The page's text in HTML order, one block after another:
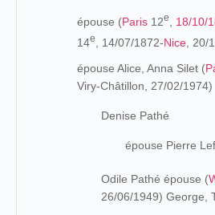
épouse (Paris 12e 18/10/
14e , 14/07/1872-Nice , 20/
épouse Alice, Anna Silet (
Viry-Châtillon, 27/02/1974)
Denise Pathé
épouse Pierre
Odile Pathé épouse (
26/06/1949) George,